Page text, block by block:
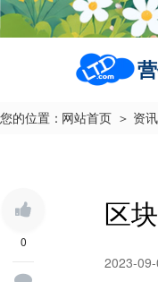
您的位置： 网站首页 ＞ 资
0
区
2023-